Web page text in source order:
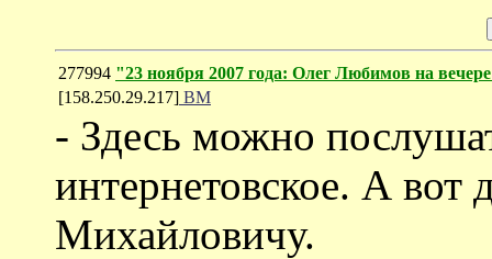
277994 "23 ноября 2007 года: Олег Любимов на
[158.250.29.217] ВМ
- Здесь можно
интернетовское. А вот
Михайловичу.